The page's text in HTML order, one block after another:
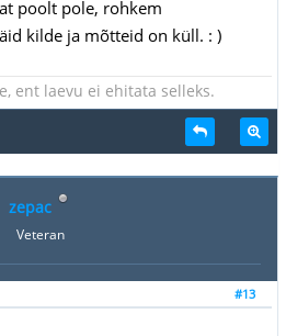
poolt pole, rohkem
kilde ja mõtteid on küll. : )
ent laevu ei ehitata selleks.
zepac
Veteran
#13